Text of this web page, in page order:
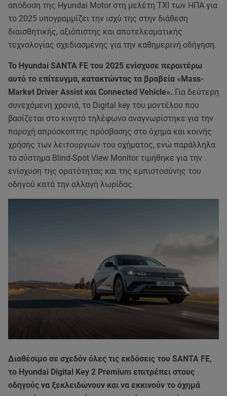
απόδοση της Hyundai Motor στη μελέτη TXI των ΗΠΑ για
το 2025 υπογραμμίζει την ισχύ της στην διάθεση
διαισθητικής, αξιόπιστης και αποτελεσματικής
τεχνολογίας σχεδιασμένης για την καθημερινή οδήγηση.
Το Hyundai SANTA FE του 2025 ενίσχυσε περαιτέρω
αυτό το επίτευγμα, κατακτώντας τα βραβεία «Mass-
Market Driver Assist και Connected Vehicle». Για δεύτερη
συνεχόμενη χρονιά, το Digital key του μοντέλου που
βασίζεται στο κινητό τηλέφωνο αναγνωρίστηκε για την
παροχή απρόσκοπτης πρόσβασης στο όχημα και κοινής
χρήσης των λειτουργιών του οχήματος, ενώ παράλληλα
το σύστημα Blind-Spot View Monitor τιμήθηκε για την
ενίσχυση της ορατότητας και της εμπιστοσύνης του
οδηγού κατά την αλλαγή λωρίδας.
Διαθέσιμο σε σχεδόν όλες τις εκδόσεις του SANTA FE,
το Hyundai Digital Key 2 Premium επιτρέπει στους
οδηγούς να ξεκλειδώνουν και να εκκινούν το όχημά